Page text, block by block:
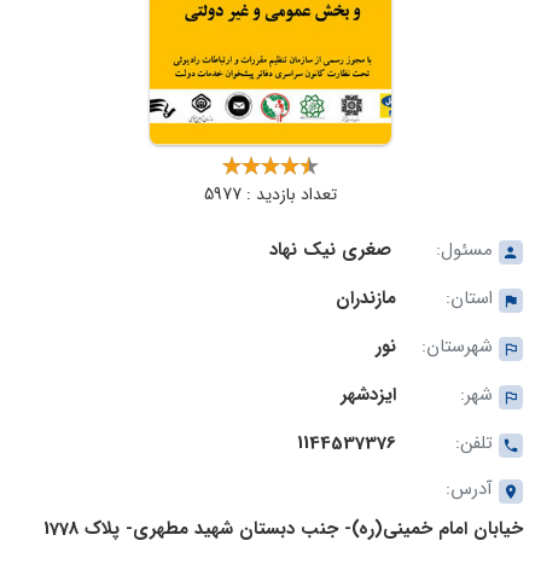
تعداد بازدید : 5977
مسئول:
صغری نیک نهاد
استان:
مازندران
شهرستان:
نور
شهر:
ایزدشهر
تلفن:
1144537376
آدرس:
خیابان امام خمینی(ره)- جنب دبستان شهید مطهری- پلاک 1778